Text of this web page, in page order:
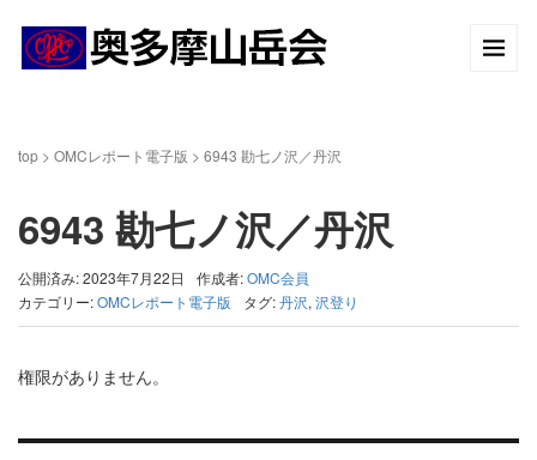
top > OMCレポート電子版 > 6943 勘七ノ沢／丹沢
6943 勘七ノ沢／丹沢
公開済み: 2023年7月22日 作成者:OMC会員
カテゴリー:OMCレポート電子版 タグ:丹沢, 沢登り
権限がありません。